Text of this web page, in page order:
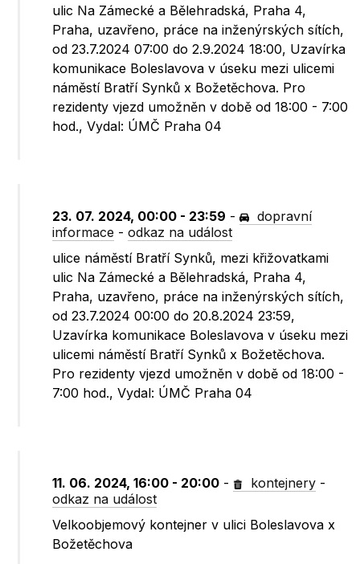
ulic Na Zámecké a Bělehradská, Praha 4,
Praha, uzavřeno, práce na inženýrských sítích,
od 23.7.2024 07:00 do 2.9.2024 18:00, Uzavírka
komunikace Boleslavova v úseku mezi ulicemi
náměstí Bratří Synků x Božetěchova. Pro
rezidenty vjezd umožněn v době od 18:00 - 7:00
hod., Vydal: ÚMČ Praha 04
23. 07. 2024, 00:00 - 23:59 -
dopravní
informace -odkaz na událost
ulice náměstí Bratří Synků, mezi křižovatkami
ulic Na Zámecké a Bělehradská, Praha 4,
Praha, uzavřeno, práce na inženýrských sítích,
od 23.7.2024 00:00 do 20.8.2024 23:59,
Uzavírka komunikace Boleslavova v úseku mezi
ulicemi náměstí Bratří Synků x Božetěchova.
Pro rezidenty vjezd umožněn v době od 18:00 -
7:00 hod., Vydal: ÚMČ Praha 04
11. 06. 2024, 16:00 - 20:00 - kontejnery -
odkaz na událost
Velkoobjemový kontejner v ulici Boleslavova x
Božetěchova